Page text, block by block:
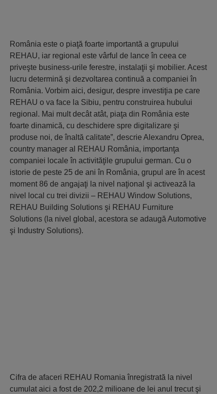
România este o piaţă foarte importantă a grupului
REHAU, iar regional este vârful de lance în ceea ce
priveşte business-urile ferestre, instalaţii şi mobilier. Acest
lucru determină şi dezvoltarea continuă a companiei în
România. Vorbim aici, desigur, despre investiţia pe care
REHAU o va face la Sibiu, pentru construirea hubului
regional. Mai mult decât atât, piaţa din România este
foarte dinamică, cu deschidere spre digitalizare şi
produse noi, de înaltă calitate”, descrie Alexandru Oprea,
country manager al REHAU România, importanţa
companiei locale în activităţile grupului german. Cu o
istorie de peste 25 de ani în România, grupul are în acest
moment 86 de angajaţi la nivel naţional şi activează la
nivel local cu trei divizii – REHAU Window Solutions,
REHAU Building Solutions şi REHAU Furniture
Solutions (la nivel global, acestora se adaugă Automotive
şi Industry Solutions).
Cifra de afaceri REHAU Romania înregistrată la nivel
cumulat aici a fost de 202,2 milioane de lei anul trecut şi